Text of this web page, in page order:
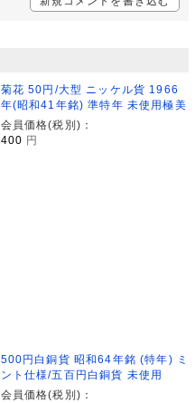
菊花 50円/大型 ニッケル貨 1966
年(昭和41年銘) 準特年 未使用極美
会員価格(税別)：
400 円
500円白銅貨 昭和64年銘 (特年) ミ
ント仕様/五百円白銅貨 未使用
会員価格(税別)：